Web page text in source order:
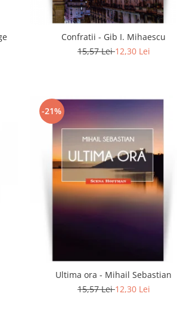
Confratii - Gib I. Mihaescu
15,57 Lei12,30 Lei
-21%
Ultima ora - Mihail Sebastian
15,57 Lei12,30 Lei